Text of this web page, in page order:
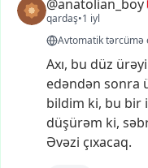
@anatolian_boy
qardaş•1 iyl
Avtomatik tərcümə
Axı, bu düz
edəndən sonra
bildim ki, bu bir
düşürəm ki,
Əvəzi çıxacaq.